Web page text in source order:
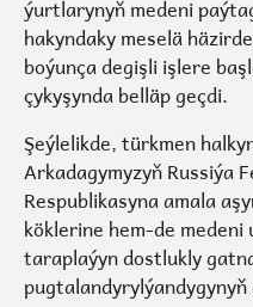
ýurtlarynyň medeni
hakyndaky meselä
boýunça degişli işlere
çykyşynda belläp geçdi.
Şeýlelikde, türkmen
Arkadagymyzyň Russiýa
Respublikasyna amala
köklerine hem-de medeni
taraplaýyn dostlukly